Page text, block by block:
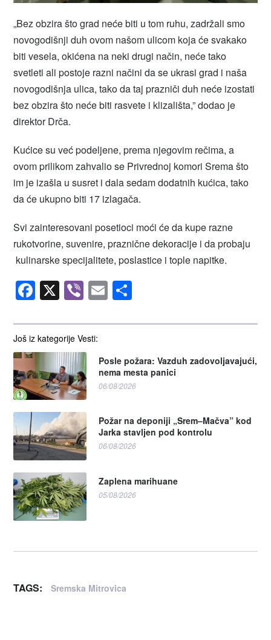
Još iz kategorije Vesti:
Posle požara: Vazduh zadovoljavajući,
nema mesta panici
06/08/2026
Požar na deponiji „Srem–Mačva” kod
Jarka stavljen pod kontrolu
06/08/2026
Zaplena marihuane
05/08/2026
„Bez obzira što grad neće biti u tom ruhu, zadržali smo
novogodišnji duh ovom našom ulicom koja će svakako
biti vesela, okićena na neki drugi način, neće tako
svetleti ali postoje razni načini da se ukrasi grad i naša
novogodišnja ulica, tako da taj prazniči duh neće izostati
bez obzira što neće biti rasvete i klizališta,” dodao je
direktor Drča.
Kućice su već podeljene, prema njegovim rečima, a
ovom prilikom zahvalio se Privrednoj komori Srema što
im je izašla u susret i dala sedam dodatnih kućica, tako
da će ukupno biti 17 izlagača.
Svi zainteresovani posetioci moći će da kupe razne
rukotvorine, suvenire, praznične dekoracije i da probaju
kulinarske specijalitete, poslastice i tople napitke.
Facebook
X Viber
Email
TAGS: Sremska Mitrovica